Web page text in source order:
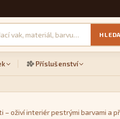
Příslušenství
– oživí interiér pestrými barvami a